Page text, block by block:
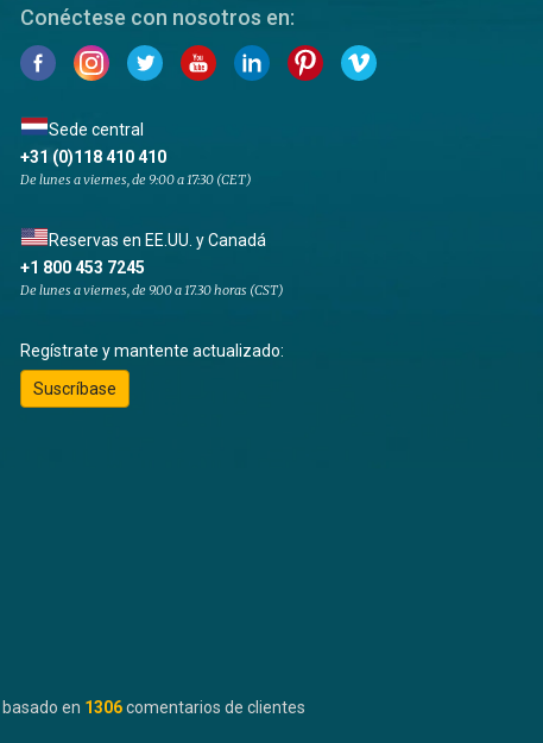
Conéctese con nosotros en:
Sede central
+31 (0)118 410 410
De lunes a viernes, de 9:00 a 17:30 (CET)
Reservas en EE.UU. y Canadá
+1 800 453 7245
De lunes a viernes, de 9.00 a 17.30 horas (CST)
Regístrate y mantente actualizado:
Suscríbase
basado en 1306comentarios de clientes